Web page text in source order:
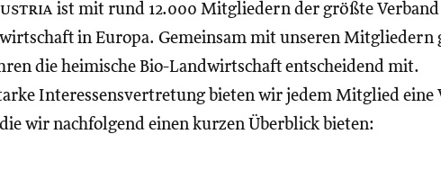
ist mit rund 12.000 Mitgliedern der größte
in Europa. Gemeinsam mit unseren Mitgliedern
die heimische Bio-Landwirtschaft entscheidend mit.
Interessensvertretung bieten wir jedem Mitglied eine
wir nachfolgend einen kurzen Überblick bieten: